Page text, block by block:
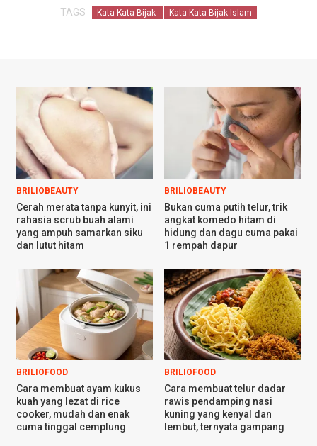
TAGS Kata Kata Bijak Kata Kata Bijak Islam
BRILIOBEAUTY
Cerah merata tanpa kunyit, ini
rahasia scrub buah alami
yang ampuh samarkan siku
dan lutut hitam
BRILIOBEAUTY
Bukan cuma putih telur, trik
angkat komedo hitam di
hidung dan dagu cuma pakai
1 rempah dapur
BRILIOFOOD
Cara membuat ayam kukus
kuah yang lezat di rice
cooker, mudah dan enak
cuma tinggal cemplung
BRILIOFOOD
Cara membuat telur dadar
rawis pendamping nasi
kuning yang kenyal dan
lembut, ternyata gampang